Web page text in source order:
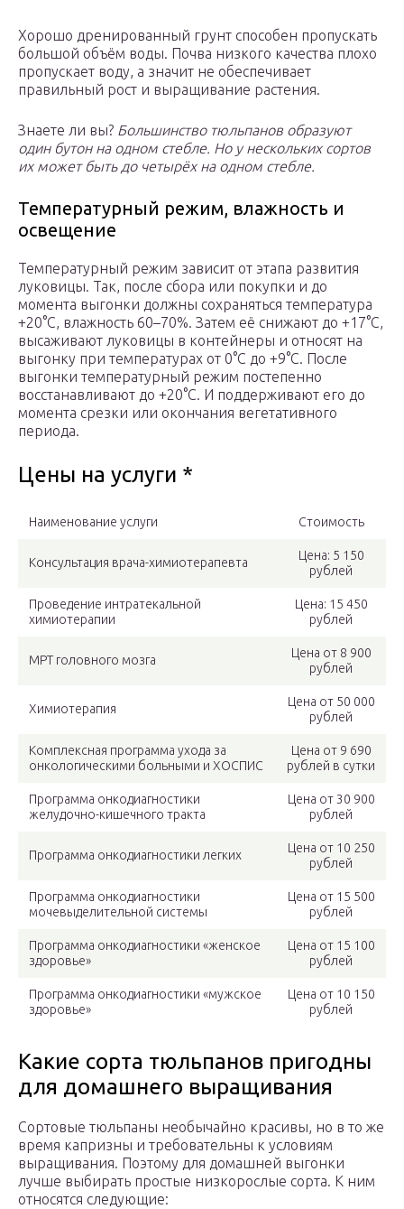
Хорошо дренированный грунт способен пропускать
большой объём воды. Почва низкого качества плохо
пропускает воду, а значит не обеспечивает
правильный рост и выращивание растения.
Знаете ли вы? Большинство тюльпанов образуют
один бутон на одном стебле. Но у нескольких сортов
их может быть до четырёх на одном стебле.
Температурный режим, влажность и
освещение
Температурный режим зависит от этапа развития
луковицы. Так, после сбора или покупки и до
момента выгонки должны сохраняться температура
+20°C, влажность 60–70%. Затем её снижают до +17°C,
высаживают луковицы в контейнеры и относят на
выгонку при температурах от 0°С до +9°С. После
выгонки температурный режим постепенно
восстанавливают до +20°С. И поддерживают его до
момента срезки или окончания вегетативного
периода.
Цены на услуги *
Наименование услуги Стоимость
Консультация врача-химиотерапевта
Цена: 5 150
рублей
Проведение интратекальной
химиотерапии
Цена: 15 450
рублей
МРТ головного мозга
Цена от 8 900
рублей
Химиотерапия
Цена от 50 000
рублей
Комплексная программа ухода за
онкологическими больными и ХОСПИС
Цена от 9 690
рублей в сутки
Программа онкодиагностики
желудочно-кишечного тракта
Цена от 30 900
рублей
Программа онкодиагностики легких
Цена от 10 250
рублей
Программа онкодиагностики
мочевыделительной системы
Цена от 15 500
рублей
Программа онкодиагностики «женское
здоровье»
Цена от 15 100
рублей
Программа онкодиагностики «мужское
здоровье»
Цена от 10 150
рублей
Какие сорта тюльпанов пригодны
для домашнего выращивания
Сортовые тюльпаны необычайно красивы, но в то же
время капризны и требовательны к условиям
выращивания. Поэтому для домашней выгонки
лучше выбирать простые низкорослые сорта. К ним
относятся следующие: